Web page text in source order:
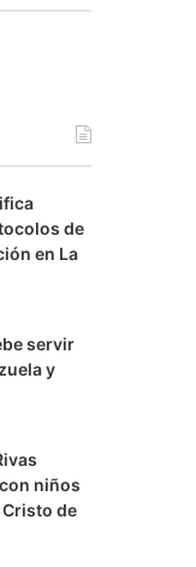
de
en La
servir
y
niños
de